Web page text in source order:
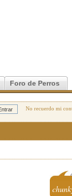
Foro de Perros
No recuerdo mi